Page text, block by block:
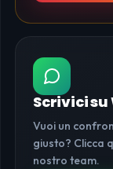
Scrivici
Vuoi un
giusto? Clicca
nostro team.